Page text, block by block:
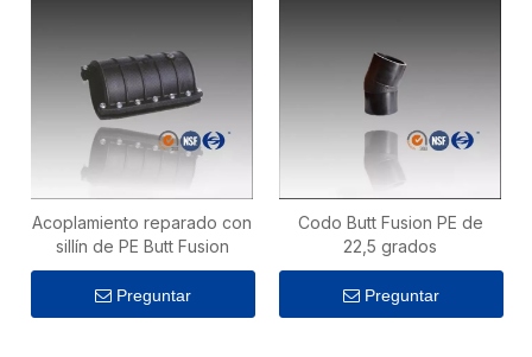
Acoplamiento reparado con
sillín de PE Butt Fusion
Preguntar
Codo Butt Fusion PE de
22,5 grados
Preguntar